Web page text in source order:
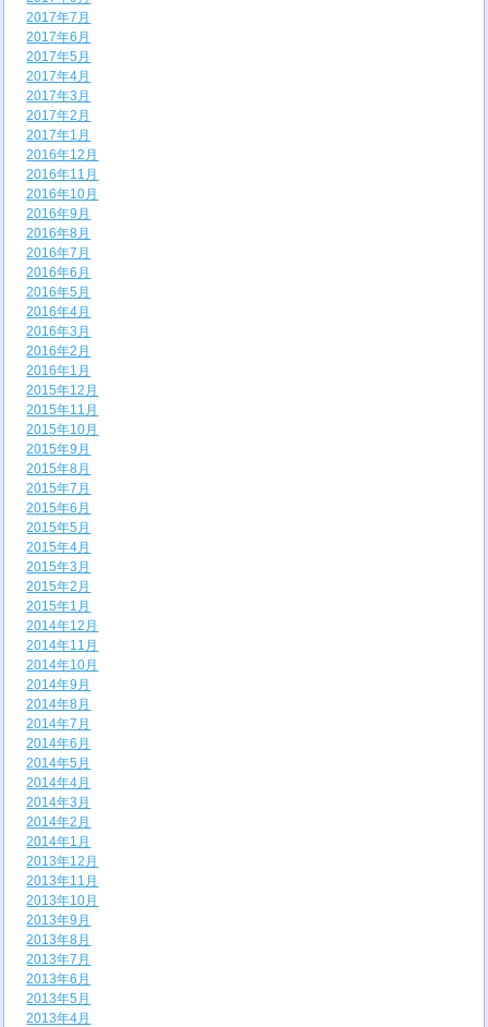
2017年7月
2017年6月
2017年5月
2017年4月
2017年3月
2017年2月
2017年1月
2016年12月
2016年11月
2016年10月
2016年9月
2016年8月
2016年7月
2016年6月
2016年5月
2016年4月
2016年3月
2016年2月
2016年1月
2015年12月
2015年11月
2015年10月
2015年9月
2015年8月
2015年7月
2015年6月
2015年5月
2015年4月
2015年3月
2015年2月
2015年1月
2014年12月
2014年11月
2014年10月
2014年9月
2014年8月
2014年7月
2014年6月
2014年5月
2014年4月
2014年3月
2014年2月
2014年1月
2013年12月
2013年11月
2013年10月
2013年9月
2013年8月
2013年7月
2013年6月
2013年5月
2013年4月